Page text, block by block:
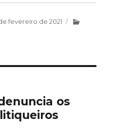
fevereiro de 2021
Categorias
os